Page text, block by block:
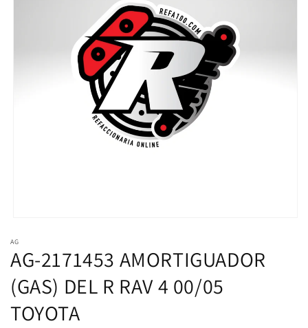
multimedia
1
en
ventana
modal
AG
AG-2171453 AMORTIGUADOR
(GAS) DEL R RAV 4 00/05
TOYOTA